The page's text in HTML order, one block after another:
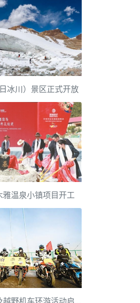
冰川）景区正式开放
温泉小镇项目开工